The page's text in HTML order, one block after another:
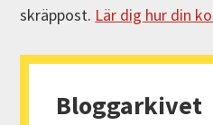
skräppost. Lär dig hur din
Primärt
sidofält
Bloggarkivet